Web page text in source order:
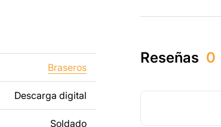
tanto para un uso
texto,
para que se adapte
Braseros
Descarga digital
Soldado
Reseñas 0